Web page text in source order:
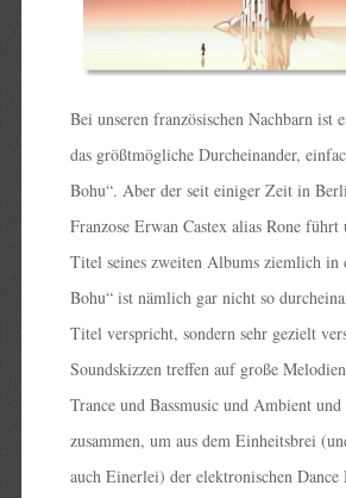
Bei unseren französischen Nachbarn ist
das größtmögliche Durcheinander,
Bohu“. Aber der seit einiger Zeit in
Franzose Erwan Castex alias Rone führt
Titel seines zweiten Albums ziemlich in
Bohu“ ist nämlich gar nicht so
Titel verspricht, sondern sehr gezielt
Soundskizzen treffen auf große
Trance und Bassmusic und Ambient
zusammen, um aus dem Einheitsbrei
auch Einerlei) der elektronischen Dance